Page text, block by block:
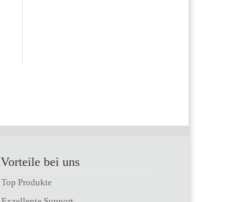
bei uns
Top Produkte